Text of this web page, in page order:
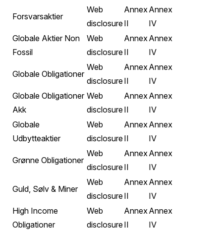
Forsvarsaktier
Web
disclosure
Annex
II
Annex
IV
Globale Aktier Non
Fossil
Web
disclosure
Annex
II
Annex
IV
Globale Obligationer
Web
disclosure
Annex
II
Annex
IV
Globale Obligationer
Akk
Web
disclosure
Annex
II
Annex
IV
Globale
Udbytteaktier
Web
disclosure
Annex
II
Annex
IV
Grønne Obligationer
Web
disclosure
Annex
II
Annex
IV
Guld, Sølv & Miner
Web
disclosure
Annex
II
Annex
IV
High Income
Obligationer
Web
disclosure
Annex
II
Annex
IV